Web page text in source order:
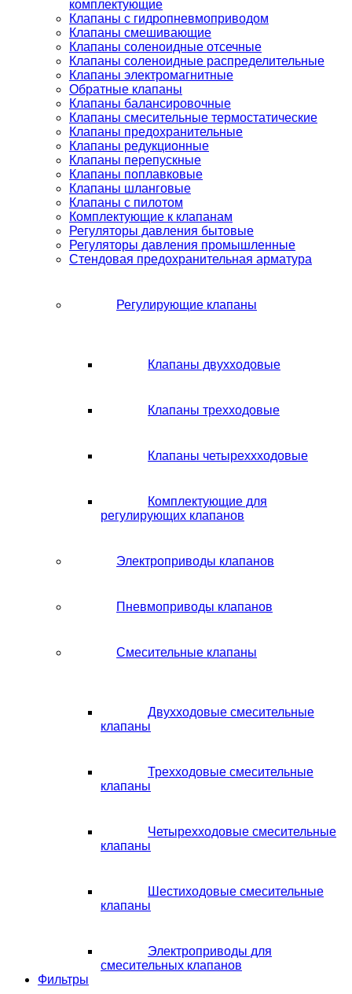
комплектующие
Клапаны с гидропневмоприводом
Клапаны смешивающие
Клапаны соленоидные отсечные
Клапаны соленоидные распределительные
Клапаны электромагнитные
Обратные клапаны
Клапаны балансировочные
Клапаны смесительные термостатические
Клапаны предохранительные
Клапаны редукционные
Клапаны перепускные
Клапаны поплавковые
Клапаны шланговые
Клапаны с пилотом
Комплектующие к клапанам
Регуляторы давления бытовые
Регуляторы давления промышленные
Стендовая предохранительная арматура
Регулирующие клапаны
Клапаны двухходовые
Клапаны трехходовые
Клапаны четыреххходовые
Комплектующие для
регулирующих клапанов
Электроприводы клапанов
Пневмоприводы клапанов
Смесительные клапаны
Двухходовые смесительные
клапаны
Трехходовые смесительные
клапаны
Четырехходовые смесительные
клапаны
Шестиходовые смесительные
клапаны
Электроприводы для
смесительных клапанов
Фильтры